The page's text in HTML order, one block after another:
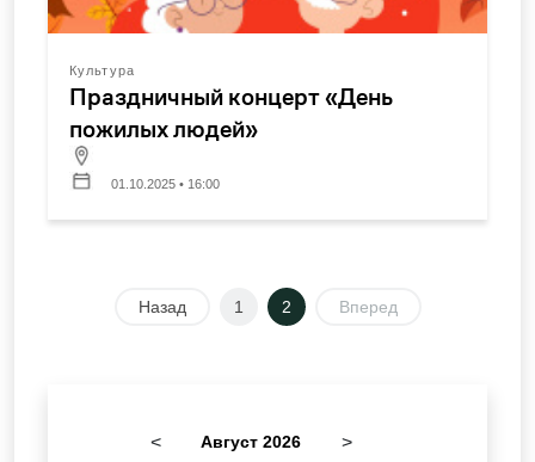
Культура
Праздничный концерт «День
пожилых людей»
01.10.2025 • 16:00
Назад 1 2 Вперед
< Август 2026 >